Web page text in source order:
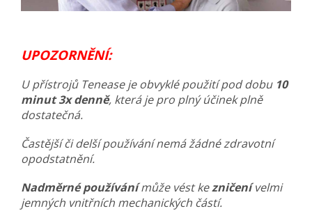
UPOZORNĚNÍ:
U přístrojů Tenease je obvyklé použití pod dobu 10
minut 3x denně, která je pro plný účinek plně
dostatečná.
Častější či delší používání nemá žádné zdravotní
opodstatnění.
Nadměrné používánímůže vést kezničenívelmi
jemných vnitřních mechanických částí.